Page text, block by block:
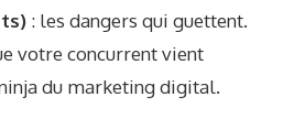
: les dangers qui guettent.
votre concurrent vient
du marketing digital.